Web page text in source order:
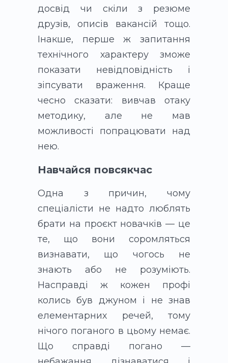
досвід чи скіли з резюме
друзів, описів вакансій тощо.
Інакше, перше ж запитання
технічного характеру зможе
показати невідповідність і
зіпсувати враження. Краще
чесно сказати: вивчав отаку
методику, але не мав
можливості попрацювати над
нею.
Навчайся повсякчас
Одна з причин, чому
спеціалісти не надто люблять
брати на проєкт новачків — це
те, що вони соромляться
визнавати, що чогось не
знають або не розуміють.
Насправді ж кожен профі
колись був джуном і не знав
елементарних речей, тому
нічого поганого в цьому немає.
Що справді погано —